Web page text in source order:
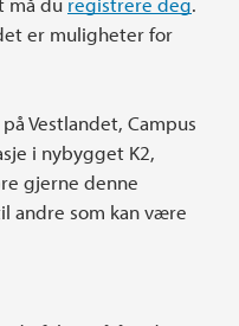
er muligheter for
Vestlandet, Campus
i nybygget K2,
gjerne denne
andre som kan være